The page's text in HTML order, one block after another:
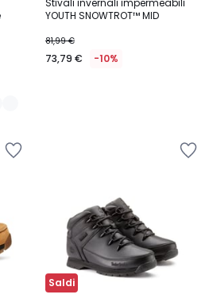
Stivali invernali impermeabili
YOUTH SNOWTROT™ MID
81,99 €
73,79 € -10%
Saldi